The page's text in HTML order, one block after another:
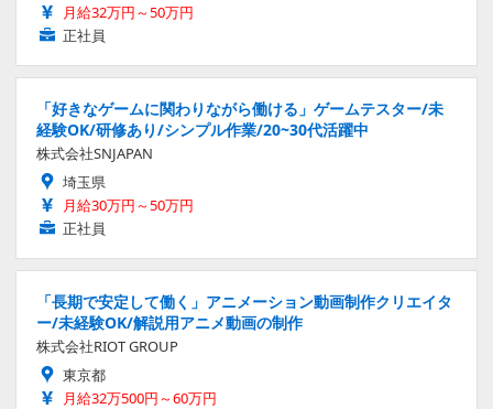
月給32万円～50万円
正社員
「好きなゲームに関わりながら働ける」ゲームテスター/未
経験OK/研修あり/シンプル作業/20~30代活躍中
株式会社SNJAPAN
埼玉県
月給30万円～50万円
正社員
「長期で安定して働く」アニメーション動画制作クリエイタ
ー/未経験OK/解説用アニメ動画の制作
株式会社RIOT GROUP
東京都
月給32万500円～60万円